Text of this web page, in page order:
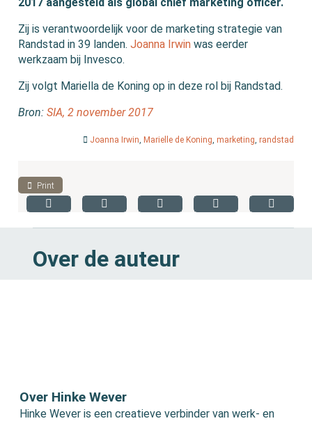
2017 aangesteld als global chief marketing officer.
Zij is verantwoordelijk voor de marketing strategie van
Randstad in 39 landen.Joanna Irwin was eerder
werkzaam bij Invesco.
Zij volgt Mariella de Koning op in deze rol bij Randstad.
Bron:SIA, 2 november 2017
Joanna Irwin, Marielle de Koning, marketing, randstad
Print
Over de auteur
Over Hinke Wever
Hinke Wever is een creatieve verbinder van werk- en